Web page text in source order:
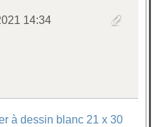
14:34
à dessin blanc 21 x 30